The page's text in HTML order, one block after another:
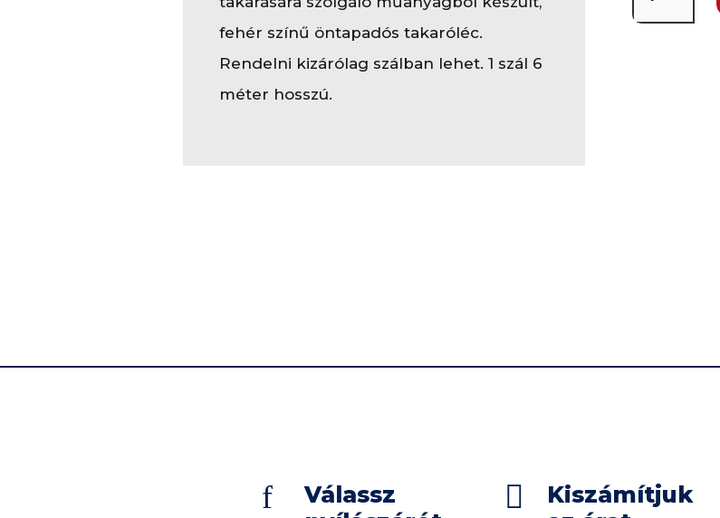
fehér színű öntapadós takaróléc.
Rendelni kizárólag szálban lehet. 1 szál 6
méter hosszú.
f
Válassz

Kiszámítjuk